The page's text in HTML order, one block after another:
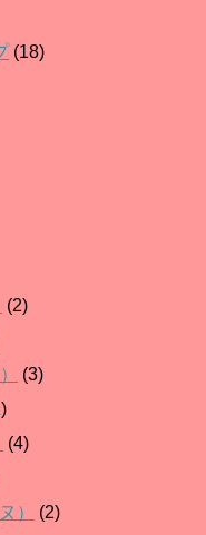
(18)
(2)
(3)
(4)
）
(2)